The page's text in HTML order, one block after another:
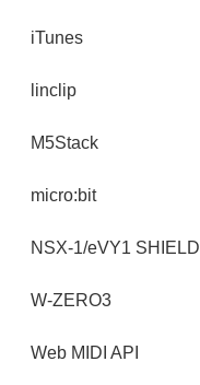
iTunes
linclip
M5Stack
micro:bit
NSX-1/eVY1 SHIELD
W-ZERO3
Web MIDI API